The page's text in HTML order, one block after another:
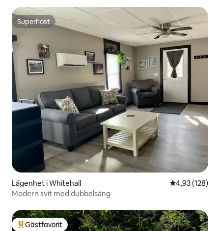
Superhost
Superhost
Lägenhet i Whitehall 4,93 av 5 i
4,93 (128)
Modern svit med dubbelsäng
Populär gästfavorit
Gästfavorit